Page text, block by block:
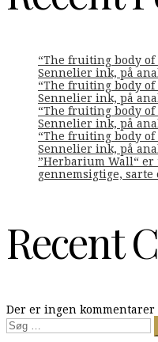
“The fruiting body
Sennelier ink, på
“The fruiting body
Sennelier ink, på
“The fruiting body
Sennelier ink, på
“The fruiting body
Sennelier ink, på
”Herbarium Wall“ er
gennemsigtige,
Recent
Der er ingen kommentarer
Søg
efter: